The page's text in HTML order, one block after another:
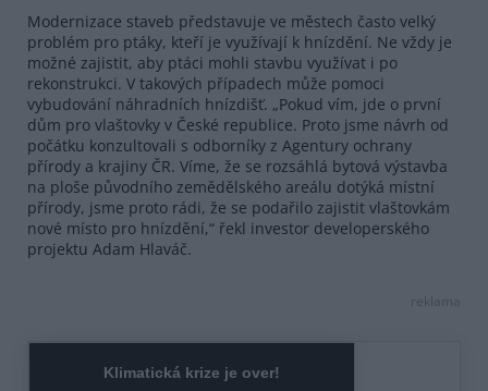
Modernizace staveb představuje ve městech často velký
problém pro ptáky, kteří je využívají k hnízdění. Ne vždy je
možné zajistit, aby ptáci mohli stavbu využívat i po
rekonstrukci. V takových případech může pomoci
vybudování náhradních hnízdišť. „Pokud vím, jde o první
dům pro vlaštovky v České republice. Proto jsme návrh od
počátku konzultovali s odborníky z Agentury ochrany
přírody a krajiny ČR. Víme, že se rozsáhlá bytová výstavba
na ploše původního zemědělského areálu dotýká místní
přírody, jsme proto rádi, že se podařilo zajistit vlaštovkám
nové místo pro hnízdění,“ řekl investor developerského
projektu Adam Hlaváč.
reklama